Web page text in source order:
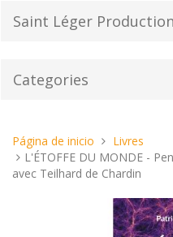
Saint Léger
Categories
Estas
aquí:
Página de inicio
Livres
L'ÉTOFFE DU MONDE -
avec Teilhard de Chardin